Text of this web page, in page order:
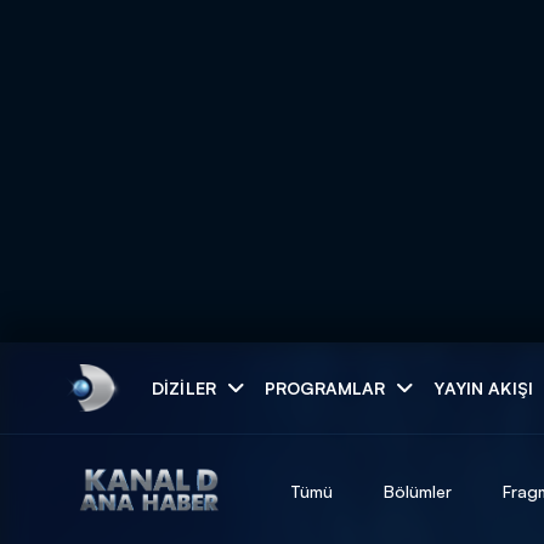
DIZILER PROGRAMLAR YAYIN AKIŞI
Tümü Bölümler